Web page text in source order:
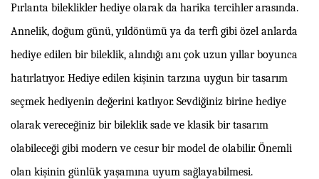
Pırlanta bileklikler hediye olarak da harika tercihler arasında.
Annelik, doğum günü, yıldönümü ya da terfi gibi özel anlarda
hediye edilen bir bileklik, alındığı anı çok uzun yıllar boyunca
hatırlatıyor. Hediye edilen kişinin tarzına uygun bir tasarım
seçmek hediyenin değerini katlıyor. Sevdiğiniz birine hediye
olarak vereceğiniz bir bileklik sade ve klasik bir tasarım
olabileceği gibi modern ve cesur bir model de olabilir. Önemli
olan kişinin günlük yaşamına uyum sağlayabilmesi.